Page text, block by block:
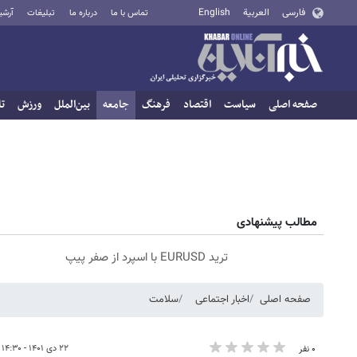
فارسی العربية English تماس با ما درباره ما تبلیغات
صفحه اصلی سیاست اقتصاد فرهنگ جامعه بین‌الملل ورزش
مطالب پیشنهادی
ترید EURUSD با اسپرد از صفر پیپ
صفحه اصلی اخبار اجتماعی سلامت
۰ نفر ۲۲ دی ۱۴۰۱ - ۱۴:۳۰